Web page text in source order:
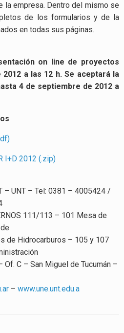
la empresa. Dentro del mismo se
de los formularios y de la
en todas sus páginas.
on line de proyectos
a las 12 h. Se aceptará la
4 de septiembre de 2012 a
I+D 2012 (.zip)
– UNT – Tel: 0381 – 4005424 /
111/113 – 101 Mesa de
de Hidrocarburos – 105 y 107
C – San Miguel de Tucumán –
– www.une.unt.edu.a